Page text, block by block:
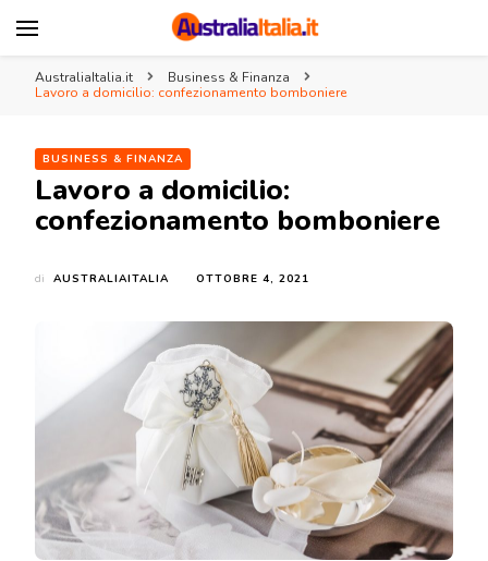
AustraliaItalia.it
Associazione Italia Australia
AustraliaItalia.it
Business & Finanza
Lavoro a domicilio: confezionamento bomboniere
BUSINESS & FINANZA
Lavoro a domicilio:
confezionamento bomboniere
di AUSTRALIAITALIA OTTOBRE 4, 2021